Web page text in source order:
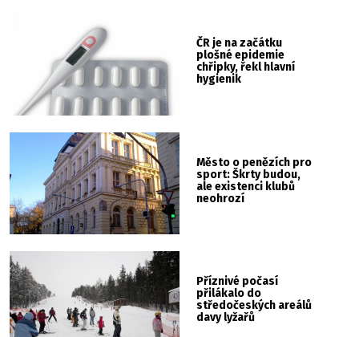
ČR je na začátku
plošné epidemie
chřipky, řekl hlavní
hygienik
Město o penězích pro
sport: Škrty budou,
ale existenci klubů
neohrozí
Příznivé počasí
přilákalo do
středočeských areálů
davy lyžařů